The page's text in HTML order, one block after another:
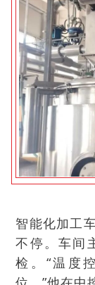
智能化加工
不停。车间
检。“温度